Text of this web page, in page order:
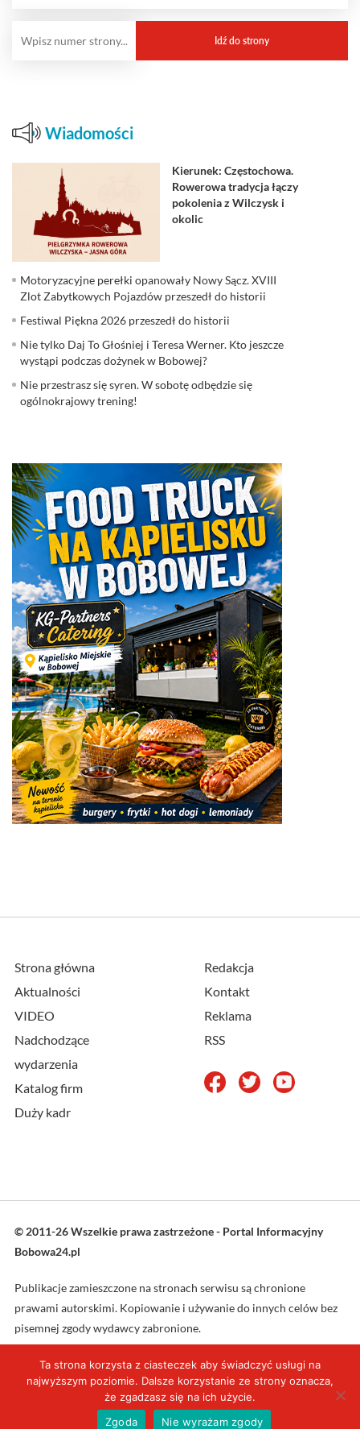
Wiadomości
Kierunek: Częstochowa.
Rowerowa tradycja łączy
pokolenia z Wilczysk i
okolic
Motoryzacyjne perełki opanowały Nowy Sącz. XVIII
Zlot Zabytkowych Pojazdów przeszedł do historii
Festiwal Piękna 2026 przeszedł do historii
Nie tylko Daj To Głośniej i Teresa Werner. Kto jeszcze
wystąpi podczas dożynek w Bobowej?
Nie przestrasz się syren. W sobotę odbędzie się
ogólnokrajowy trening!
Strona główna
Aktualności
VIDEO
Nadchodzące
wydarzenia
Katalog firm
Duży kadr
Redakcja
Kontakt
Reklama
RSS
© 2011-26 Wszelkie prawa zastrzeżone - Portal Informacyjny
Bobowa24.pl
Publikacje zamieszczone na stronach serwisu są chronione
prawami autorskimi. Kopiowanie i używanie do innych celów bez
pisemnej zgody wydawcy zabronione.
Projekt oraz wykonanie: L4web.pl
Ta strona korzysta z ciasteczek aby świadczyć usługi na
najwyższym poziomie. Dalsze korzystanie ze strony oznacza,
że zgadzasz się na ich użycie.
Zgoda
Nie wyrażam zgody